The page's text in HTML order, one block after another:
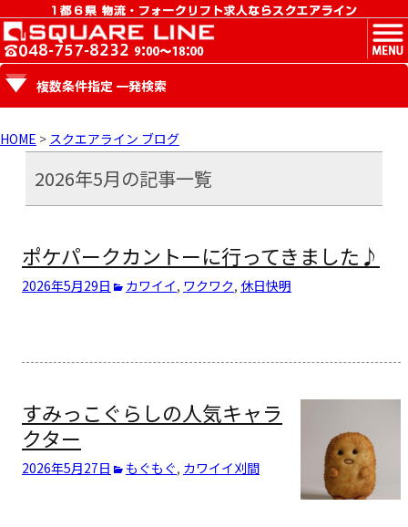
MENU
複数条件指定 一発検索
HOME > スクエアライン ブログ
2026年5月の記事一覧
ポケパークカントーに行ってきました♪
2026年5月29日 カワイイ, ワクワク, 休日快明
すみっこぐらしの人気キャラ
クター
2026年5月27日 もぐもぐ, カワイイ刈間